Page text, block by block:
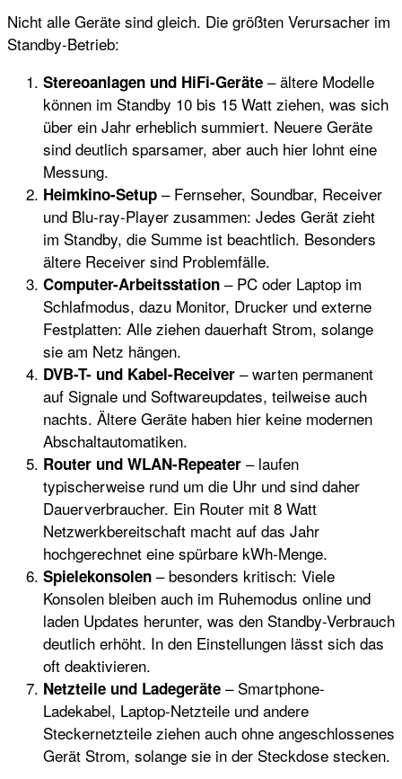
Nicht alle Geräte sind gleich. Die größten Verursacher im
Standby-Betrieb:
Stereoanlagen und HiFi-Geräte – ältere Modelle
können im Standby 10 bis 15 Watt ziehen, was sich
über ein Jahr erheblich summiert. Neuere Geräte
sind deutlich sparsamer, aber auch hier lohnt eine
Messung.
Heimkino-Setup – Fernseher, Soundbar, Receiver
und Blu-ray-Player zusammen: Jedes Gerät zieht
im Standby, die Summe ist beachtlich. Besonders
ältere Receiver sind Problemfälle.
Computer-Arbeitsstation – PC oder Laptop im
Schlafmodus, dazu Monitor, Drucker und externe
Festplatten: Alle ziehen dauerhaft Strom, solange
sie am Netz hängen.
DVB-T- und Kabel-Receiver – warten permanent
auf Signale und Softwareupdates, teilweise auch
nachts. Ältere Geräte haben hier keine modernen
Abschaltautomatiken.
Router und WLAN-Repeater – laufen
typischerweise rund um die Uhr und sind daher
Dauerverbraucher. Ein Router mit 8 Watt
Netzwerkbereitschaft macht auf das Jahr
hochgerechnet eine spürbare kWh-Menge.
Spielekonsolen – besonders kritisch: Viele
Konsolen bleiben auch im Ruhemodus online und
laden Updates herunter, was den Standby-Verbrauch
deutlich erhöht. In den Einstellungen lässt sich das
oft deaktivieren.
Netzteile und Ladegeräte – Smartphone-
Ladekabel, Laptop-Netzteile und andere
Steckernetzteile ziehen auch ohne angeschlossenes
Gerät Strom, solange sie in der Steckdose stecken.